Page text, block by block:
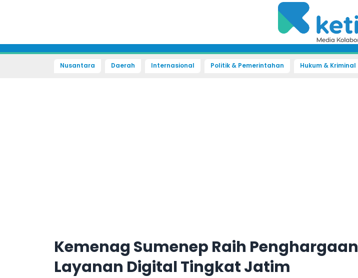
Nusantara Daerah Internasional Politik & Pemerintahan Hukum & Kriminal
Kemenag Sumenep Raih Penghargaan
Layanan Digital Tingkat Jatim